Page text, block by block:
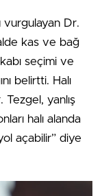
vurgulayan Dr.
kas ve bağ
seçimi ve
belirtti. Halı
yanlış
halı alanda
açabilir” diye